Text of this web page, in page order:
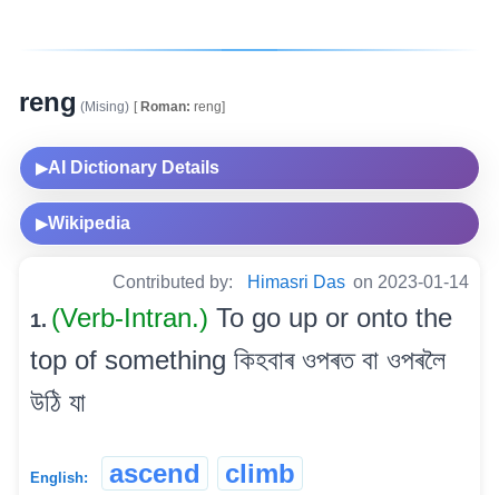
reng (Mising) [Roman: reng]
▶AI Dictionary Details
▶Wikipedia
Contributed by: Himasri Das on 2023-01-14
1. (Verb-Intran.) To go up or onto the
top of something কিহবাৰ ওপৰত বা ওপৰলৈ
উঠি যা
English: ascend climb